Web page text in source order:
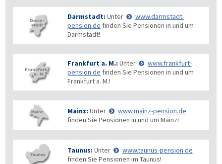
Darmstadt: Unter
www.darmstadt-
pension.de finden Sie Pensionen in und um
Darmstadt!
Frankfurt a. M.: Unter
www.frankfurt-
pension.de finden Sie Pensionen in und um
Frankfurt a. M.!
Mainz: Unter
www.mainz-pension.de
finden Sie Pensionen in und um Mainz!
Taunus: Unter
www.taunus-pension.de
finden Sie Pensionen im Taunus!